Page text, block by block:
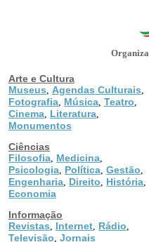
Arte e Cultura
Museus
Agendas Culturais
Fotografia Música Teatro
Cinema Literatura
Monumentos
Ciências
Filosofia Medicina
Psicologia Política Gestão
Engenharia Direito História
Economia
Informação
Revistas
Internet Rádio
Televisão Jornais